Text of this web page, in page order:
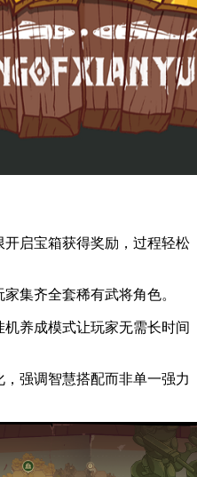
启宝箱获得奖励，过程轻松
集齐全套稀有武将角色。
养成模式让玩家无需长时间
强调智慧搭配而非单一强力